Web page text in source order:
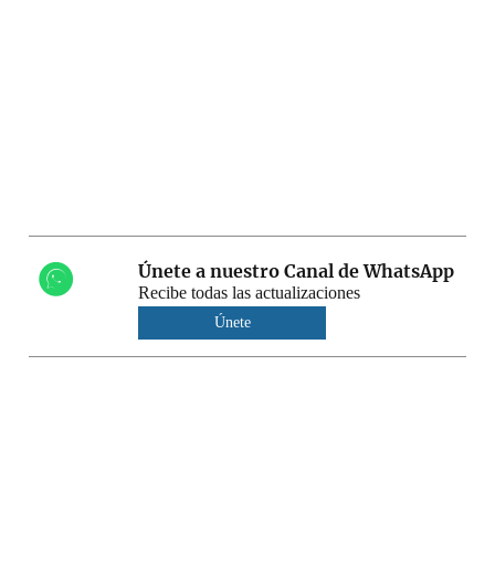
Únete a nuestro Canal de WhatsApp
Recibe todas las actualizaciones
Únete